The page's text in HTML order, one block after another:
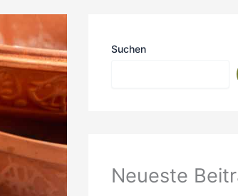
Suchen
Neueste